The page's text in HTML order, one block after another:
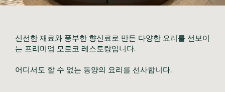
신선한 재료와 풍부한 향신료로 만든 다양한 요리를 선보이
는 프리미엄 모로코 레스토랑입니다.
어디서도 할 수 없는 동양의 요리를 선사합니다.